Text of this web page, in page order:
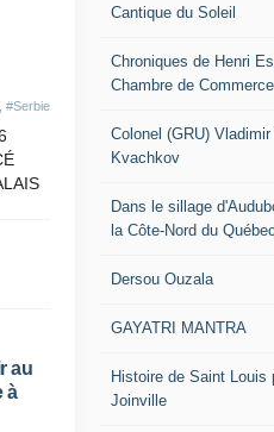
#Serbie
au
à
Cantique du Soleil
Chroniques de Henri
Chambre de
Colonel (GRU)
Kvachkov
Dans le sillage
la Côte-Nord du Québec
Dersou Ouzala
GAYATRI MANTRA
Histoire de Saint Louis
Joinville